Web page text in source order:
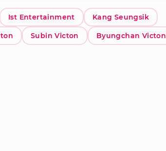
Ist Entertainment Kang Seungsik
Subin Victon Byungchan Victon